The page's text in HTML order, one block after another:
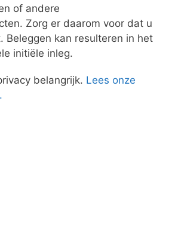
of andere
Zorg er daarom voor dat u
Beleggen kan resulteren in het
initiële inleg.
belangrijk. Lees onze